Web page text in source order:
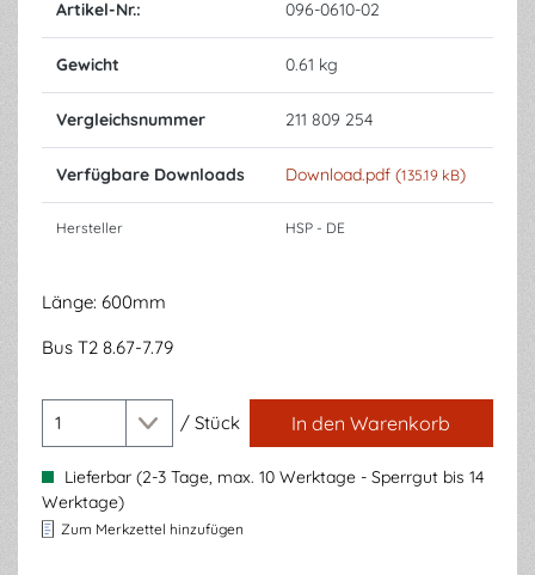
Artikel-Nr.: 096-0610-02
Gewicht 0.61 kg
Vergleichsnummer 211 809 254
Verfügbare Downloads Download.pdf (135.19 kB)
Hersteller HSP - DE
Länge: 600mm
Bus T2 8.67-7.79
/ Stück In den Warenkorb
Lieferbar (2-3 Tage, max. 10 Werktage - Sperrgut bis 14
Werktage)
Zum Merkzettel hinzufügen